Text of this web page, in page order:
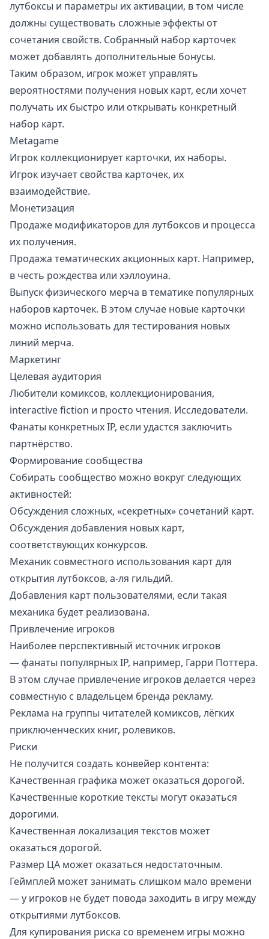
лутбоксы и параметры их активации, в том числе
должны существовать сложные эффекты от
сочетания свойств. Собранный набор карточек
может добавлять дополнительные бонусы.
Таким образом, игрок может управлять
вероятностями получения новых карт, если хочет
получать их быстро или открывать конкретный
набор карт.
Metagame
Игрок коллекционирует карточки, их наборы.
Игрок изучает свойства карточек, их
взаимодействие.
Монетизация
Продаже модификаторов для лутбоксов и процесса
их получения.
Продажа тематических акционных карт. Например,
в честь рождества или хэллоуина.
Выпуск физического мерча в тематике популярных
наборов карточек. В этом случае новые карточки
можно использовать для тестирования новых
линий мерча.
Маркетинг
Целевая аудитория
Любители комиксов, коллекционирования,
interactive fiction и просто чтения. Исследователи.
Фанаты конкретных IP, если удастся заключить
партнёрство.
Формирование сообщества
Собирать сообщество можно вокруг следующих
активностей:
Обсуждения сложных, «секретных» сочетаний карт.
Обсуждения добавления новых карт,
соответствующих конкурсов.
Механик совместного использования карт для
открытия лутбоксов, а-ля гильдий.
Добавления карт пользователями, если такая
механика будет реализована.
Привлечение игроков
Наиболее перспективный источник игроков
— фанаты популярных IP, например, Гарри Поттера.
В этом случае привлечение игроков делается через
совместную с владельцем бренда рекламу.
Реклама на группы читателей комиксов, лёгких
приключенческих книг, ролевиков.
Риски
Не получится создать конвейер контента:
Качественная графика может оказаться дорогой.
Качественные короткие тексты могут оказаться
дорогими.
Качественная локализация текстов может
оказаться дорогой.
Размер ЦА может оказаться недостаточным.
Геймплей может занимать слишком мало времени
— у игроков не будет повода заходить в игру между
открытиями лутбоксов.
Для купирования риска со временем игры можно